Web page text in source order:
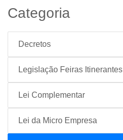
Categoria
Decretos
Legislação Feiras Itinerantes
Lei Complementar
Lei da Micro Empresa